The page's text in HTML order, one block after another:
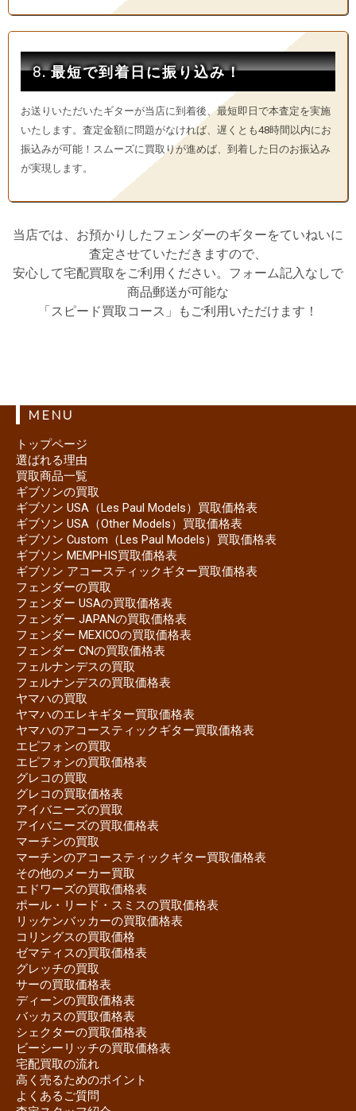
8. 最短で到着日に振り込み！
お送りいただいたギターが当店に到着後、最短即日で本査定を実施
いたします。査定金額に問題がなければ、遅くとも48時間以内にお
振込みが可能！スムーズに買取りが進めば、到着した日のお振込み
が実現します。
当店では、お預かりしたフェンダーのギターをていねいに
査定させていただきますので、
安心して宅配買取をご利用ください。フォーム記入なしで
商品郵送が可能な
「スピード買取コース」もご利用いただけます！
MENU
トップページ
選ばれる理由
買取商品一覧
ギブソンの買取
ギブソン USA（Les Paul Models）買取価格表
ギブソン USA（Other Models）買取価格表
ギブソン Custom（Les Paul Models）買取価格表
ギブソン MEMPHIS買取価格表
ギブソン アコースティックギター買取価格表
フェンダーの買取
フェンダー USAの買取価格表
フェンダー JAPANの買取価格表
フェンダー MEXICOの買取価格表
フェンダー CNの買取価格表
フェルナンデスの買取
フェルナンデスの買取価格表
ヤマハの買取
ヤマハのエレキギター買取価格表
ヤマハのアコースティックギター買取価格表
エピフォンの買取
エピフォンの買取価格表
グレコの買取
グレコの買取価格表
アイバニーズの買取
アイバニーズの買取価格表
マーチンの買取
マーチンのアコースティックギター買取価格表
その他のメーカー買取
エドワーズの買取価格表
ポール・リード・スミスの買取価格表
リッケンバッカーの買取価格表
コリングスの買取価格
ゼマティスの買取価格表
グレッチの買取
サーの買取価格表
ディーンの買取価格表
バッカスの買取価格表
シェクターの買取価格表
ビーシーリッチの買取価格表
宅配買取の流れ
高く売るためのポイント
よくあるご質問